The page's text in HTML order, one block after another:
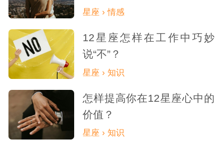
星座 › 情感
12星座怎样在工作中巧妙
说“不”？
星座 › 知识
怎样提高你在12星座心中的
价值？
星座 › 知识